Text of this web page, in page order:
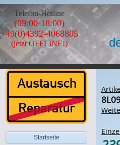
Telefon-Hotline
(09:00-18:00)
+49(0)4392-4068805
(jetzt OFFLINE!)
Startseite